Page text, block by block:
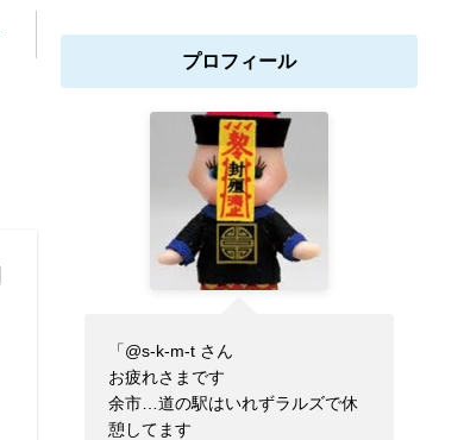
プロフィール
「@s-k-m-t さん
お疲れさまです
余市…道の駅はいれずラルズで休
憩してます